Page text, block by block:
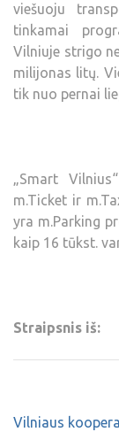
viešuoju
tinkamai
Vilniuje strigo
milijonas litų.
tik nuo pernai
„Smart
m.Ticket ir
yra m.Parking
kaip 16 tūkst.
Straipsnis iš:
Vilniaus